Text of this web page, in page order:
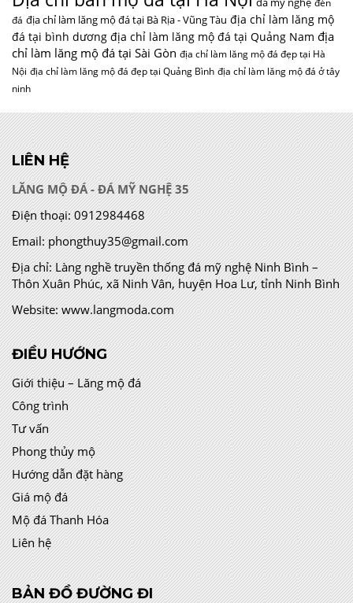
đèn
đá địa chỉ làm lăng mộ đá tại Bà Rịa - Vũng Tàu địa chỉ làm lăng mộ
đá tại bình dương địa chỉ làm lăng mộ đá tại Quảng Nam địa
chỉ làm lăng mộ đá tại Sài Gòn địa chỉ làm lăng mộ đá đẹp tại Hà
Nội địa chỉ làm lăng mộ đá đẹp tại Quảng Bình địa chỉ làm lăng mộ đá ở tây
ninh
LIÊN HỆ
LĂNG MỘ ĐÁ - ĐÁ MỸ NGHỆ 35
Điện thoại: 0912984468
Email: phongthuy35@gmail.com
Địa chỉ:Làng nghề truyền thống đá mỹ nghệ Ninh Bình –
Thôn Xuân Phúc, xã Ninh Vân, huyện Hoa Lư, tỉnh Ninh Bình
Website: www.langmoda.com
ĐIỀU HƯỚNG
Giới thiệu – Lăng mộ đá
Công trình
Tư vấn
Phong thủy mộ
Hướng dẫn đặt hàng
Giá mộ đá
Mộ đá Thanh Hóa
Liên hệ
BẢN ĐỒ ĐƯỜNG ĐI